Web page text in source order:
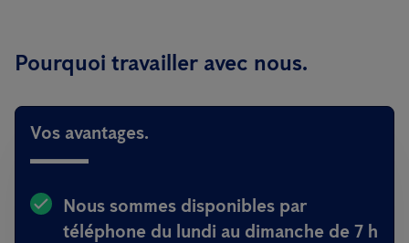
Pourquoi travailler avec nous.
Vos avantages.
Nous sommes disponibles par
téléphone du lundi au dimanche de 7 h